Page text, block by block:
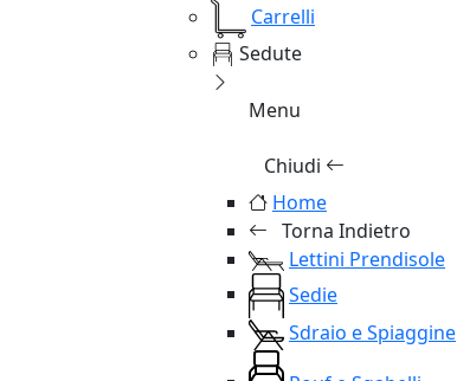
Carrelli
Sedute
Menu
Chiudi
Home
Torna Indietro
Lettini Prendisole
Sedie
Sdraio e Spiaggine